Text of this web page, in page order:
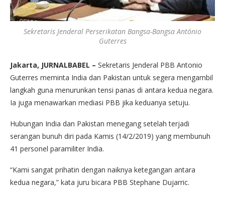
Sekretaris Jenderal Perserikatan Bangsa-Bangsa António
Guterres
Jakarta, JURNALBABEL – Sekretaris Jenderal PBB Antonio
Guterres meminta India dan Pakistan untuk segera mengambil
langkah guna menurunkan tensi panas di antara kedua negara.
Ia juga menawarkan mediasi PBB jika keduanya setuju.
Hubungan India dan Pakistan menegang setelah terjadi
serangan bunuh diri pada Kamis (14/2/2019) yang membunuh
41 personel paramiliter India.
“Kami sangat prihatin dengan naiknya ketegangan antara
kedua negara,” kata juru bicara PBB Stephane Dujarric.